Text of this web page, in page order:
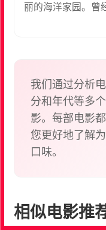
丽的海洋家园。曾
小派，此刻再次肩
愿意支持他的朋
者。然而，由于小
理想效果，反而让
无力不堪。在此时
捉到的小鲨鱼罗尼
居民的关系。出于
题的最佳途径。他
时，罗尼的间谍身
我们通过分析
分和年代等多
影。每部电影
您更好地了解
口味。
相似电影推